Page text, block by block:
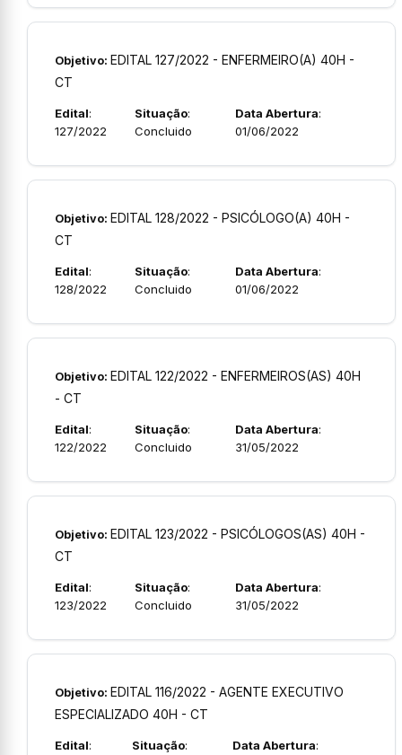
Objetivo: EDITAL 127/2022 - ENFERMEIRO(A) 40H -
CT
Edital:
127/2022
Situação:
Concluido
Data Abertura:
01/06/2022
Objetivo: EDITAL 128/2022 - PSICÓLOGO(A) 40H -
CT
Edital:
128/2022
Situação:
Concluido
Data Abertura:
01/06/2022
Objetivo: EDITAL 122/2022 - ENFERMEIROS(AS) 40H
- CT
Edital:
122/2022
Situação:
Concluido
Data Abertura:
31/05/2022
Objetivo: EDITAL 123/2022 - PSICÓLOGOS(AS) 40H -
CT
Edital:
123/2022
Situação:
Concluido
Data Abertura:
31/05/2022
Objetivo: EDITAL 116/2022 - AGENTE EXECUTIVO
ESPECIALIZADO 40H - CT
Edital:
Situação:
Data Abertura: